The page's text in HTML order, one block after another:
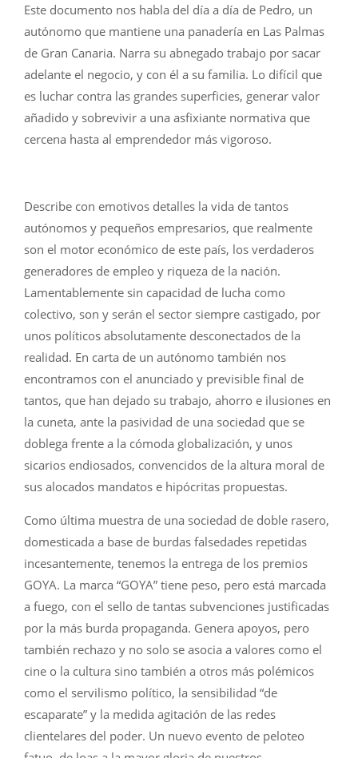
Este documento nos habla del día a día de Pedro, un
autónomo que mantiene una panadería en Las Palmas
de Gran Canaria. Narra su abnegado trabajo por sacar
adelante el negocio, y con él a su familia. Lo difícil que
es luchar contra las grandes superficies, generar valor
añadido y sobrevivir a una asfixiante normativa que
cercena hasta al emprendedor más vigoroso.
Describe con emotivos detalles la vida de tantos
autónomos y pequeños empresarios, que realmente
son el motor económico de este país, los verdaderos
generadores de empleo y riqueza de la nación.
Lamentablemente sin capacidad de lucha como
colectivo, son y serán el sector siempre castigado, por
unos políticos absolutamente desconectados de la
realidad. En carta de un autónomo también nos
encontramos con el anunciado y previsible final de
tantos, que han dejado su trabajo, ahorro e ilusiones en
la cuneta, ante la pasividad de una sociedad que se
doblega frente a la cómoda globalización, y unos
sicarios endiosados, convencidos de la altura moral de
sus alocados mandatos e hipócritas propuestas.
Como última muestra de una sociedad de doble rasero,
domesticada a base de burdas falsedades repetidas
incesantemente, tenemos la entrega de los premios
GOYA. La marca “GOYA” tiene peso, pero está marcada
a fuego, con el sello de tantas subvenciones justificadas
por la más burda propaganda. Genera apoyos, pero
también rechazo y no solo se asocia a valores como el
cine o la cultura sino también a otros más polémicos
como el servilismo político, la sensibilidad “de
escaparate” y la medida agitación de las redes
clientelares del poder. Un nuevo evento de peloteo